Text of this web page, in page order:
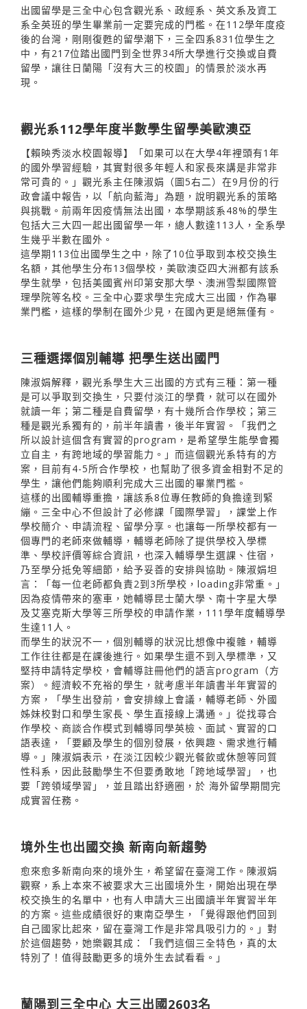
出國留學是三全中心包含觀光系、政經系、英文系及資工
系全英班的學生畢業前一定要完成的門檻。在112學年度疫
後的台灣，剛剛復甦的留學潮下，三全四系831位學生之
中，有217位踏出國門到全世界34所大學進行交換或自費
留學，讓往日蘭陽「沒有大三的校園」的情景於淡水再
現。
觀光系112學年度半數學生留學美歐澳亞
【賴映秀淡水校園報導】「如果可以在大學4年裡頭有1年
的國外學習經驗，其實對很多年輕人和家長來講是非常非
常可貴的。」觀光系主任陳淑娟（圖5右二）在9月份的行
政會議中報告，以「航向藍海」為題，說明觀光系的策略
與挑戰。前兩年因疫情無法出國，本學期該系48%的學生
包括大三大四一起出國留學一年，總人數達113人，全系學
生幾乎半數在國外。
這學期113位出國學生之中，除了10位爭取到本校交換生
名額，其他學生分布13個學校，美歐澳亞四大洲都有該系
學生就學，包括美國賓州印第安那大學、澳洲雪梨國際管
理學院等名校。三全中心要求學生完成大三出國，作為畢
業門檻，這樣的學制在國外少見，在國內更是絕無僅有。
三種選擇個別輔導 把學生送出國門
陳淑娟解釋，觀光系學生大三出國的方式有三種：第一種
是可以爭取到交換生，只要付淡江的學費，就可以在國外
就讀一年；第二種是自費留學，有十幾所合作學校；第三
種是觀光系獨有的，前半年讀書，後半年實習。「我們之
所以設計這個含有實習的program，是希望學生能學會獨
立自主，有跨地域的學習能力。」而這個觀光系特有的方
案，目前有4-5所合作學校，也幫助了很多資金相對不足的
學生，讓他們能夠順利完成大三出國的畢業門檻。
這樣的出國輔導重擔，讓該系8位專任教師的負擔達到緊
繃。三全中心不但設計了必修課「國際學習」，課堂上作
學校簡介、申請流程、留學分享。也讓每一所學校都有一
個專門的老師來做輔導，輔導老師除了提供學校入學標
準、學校評價等綜合資訊，也深入輔導學生選課、住宿，
乃至學分抵免等細節，給予妥善的安排與協助。陳淑娟坦
言：「每一位老師都負責2到3所學校，loading非常重。」
因為疫情帶來的塞車，她輔導昆士蘭大學、南十字星大學
及艾塞克斯大學等三所學校的申請作業，111學年度輔導學
生達11人。
而學生的狀況不一，個別輔導的狀況比想像中複雜，輔導
工作往往都是在課後進行。如果學生還不到入學標準，又
堅持申請特定學校，會輔導註冊他們的語言program（方
案）。經濟較不充裕的學生，就考慮半年讀書半年實習的
方案，「學生出發前，會安排線上會議，輔導老師、外國
姊妹校對口和學生家長、學生直接線上溝通。」從找尋合
作學校、商談合作模式到輔導同學英檢、面試、實習的口
語表達，「要顧及學生的個別發展，依興趣、需求進行輔
導。」陳淑娟表示，在淡江因較少觀光餐飲或休憩等同質
性科系，因此鼓勵學生不但要勇敢地「跨地域學習」，也
要「跨領域學習」，並且踏出舒適圈，於 海外留學期間完
成實習任務。
境外生也出國交換 新南向新趨勢
愈來愈多新南向來的境外生，希望留在臺灣工作。陳淑娟
觀察，系上本來不被要求大三出國境外生，開始出現在學
校交換生的名單中，也有人申請大三出國讀半年實習半年
的方案。這些成績很好的東南亞學生，「覺得跟他們回到
自己國家比起來，留在臺灣工作是非常具吸引力的。」對
於這個趨勢，她樂觀其成：「我們這個三全特色，真的太
特別了！值得鼓勵更多的境外生去試看看。」
蘭陽到三全中心 大三出國2603名